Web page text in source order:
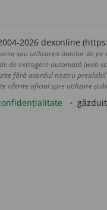
2026 dexonline
sau utilizarea datelor de pe
de extragere automată (web
fără acordul nostru prealabil
oferite oficial spre utilizare